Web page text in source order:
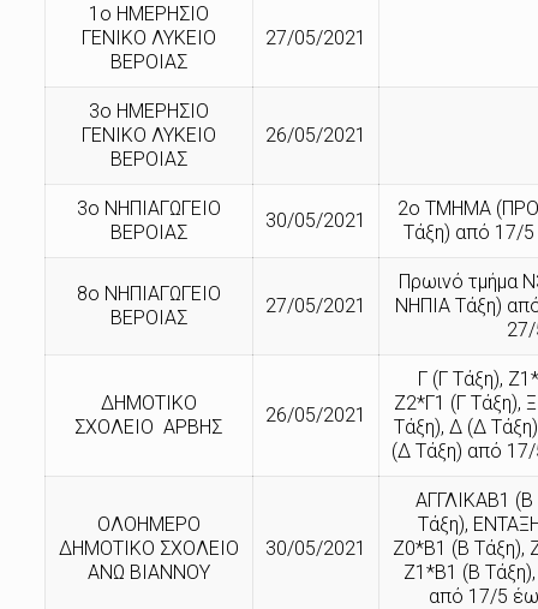
1ο ΗΜΕΡΗΣΙΟ
ΓΕΝΙΚΟ ΛΥΚΕΙΟ
ΒΕΡΟΙΑΣ
27/05/2021
3ο ΗΜΕΡΗΣΙΟ
ΓΕΝΙΚΟ ΛΥΚΕΙΟ
ΒΕΡΟΙΑΣ
26/05/2021
3ο ΝΗΠΙΑΓΩΓΕΙΟ
ΒΕΡΟΙΑΣ
30/05/2021
2ο ΤΜΗΜΑ
Τάξη) από 17/
8ο ΝΗΠΙΑΓΩΓΕΙΟ
ΒΕΡΟΙΑΣ
27/05/2021
Πρωινό τμήμα
ΝΗΠΙΑ Τάξη)
ΔΗΜΟΤΙΚΟ
ΣΧΟΛΕΙΟ ΑΡΒΗΣ
26/05/2021
Γ (Γ Τάξη),
Ζ2*Γ1 (Γ Τάξη),
Τάξη), Δ (Δ
(Δ Τάξη) από
ΟΛΟΗΜΕΡΟ
ΔΗΜΟΤΙΚΟ ΣΧΟΛΕΙΟ
ΑΝΩ ΒΙΑΝΝΟΥ
30/05/2021
ΑΓΓΛΙΚΑΒ1 (Β
Τάξη),
Ζ0*Β1 (Β Τάξη),
Ζ1*Β1 (Β
από 17/5